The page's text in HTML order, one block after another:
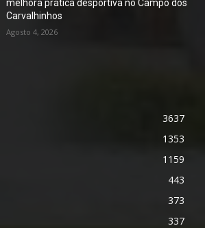
melhora prática desportiva no Campo dos
Carvalhinhos
Agosto 4, 2026
3637
1353
1159
443
373
337